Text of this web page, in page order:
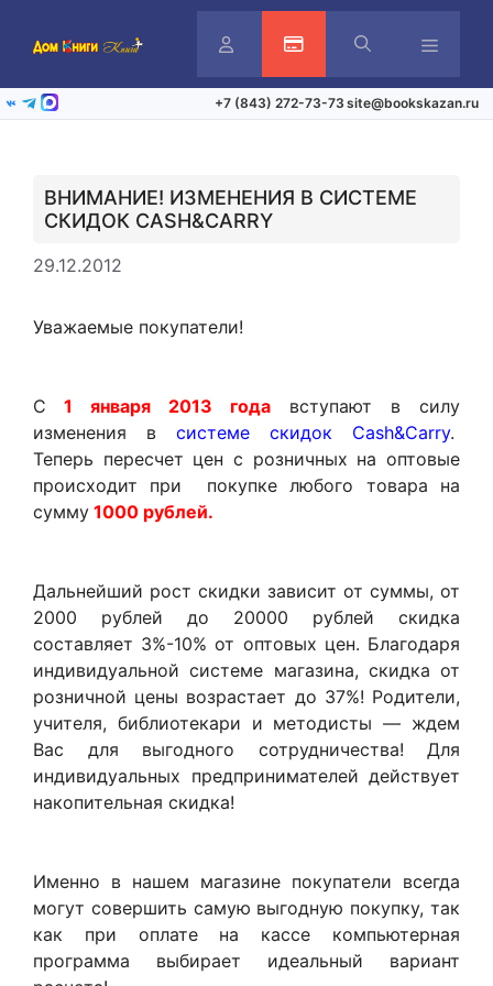
ЛичныйАктивация карты
ВКонтакте
Telegram
Max +7 (843) 272-73-73 site@bookskazan.ru
ВНИМАНИЕ! ИЗМЕНЕНИЯ В СИСТЕМЕ
СКИДОК CASH&CARRY
29.12.2012
Уважаемые покупатели!
С 1 января 2013 года вступают в силу
изменения в системе скидок Cash&Carry.
Теперь пересчет цен с розничных на оптовые
происходит при покупке любого товара на
сумму 1000 рублей.
Дальнейший рост скидки зависит от суммы, от
2000 рублей до 20000 рублей скидка
составляет 3%-10% от оптовых цен. Благодаря
индивидуальной системе магазина, скидка от
розничной цены возрастает до 37%! Родители,
учителя, библиотекари и методисты — ждем
Вас для выгодного сотрудничества! Для
индивидуальных предпринимателей действует
накопительная скидка!
Именно в нашем магазине покупатели всегда
могут совершить самую выгодную покупку, так
как при оплате на кассе компьютерная
программа выбирает идеальный вариант